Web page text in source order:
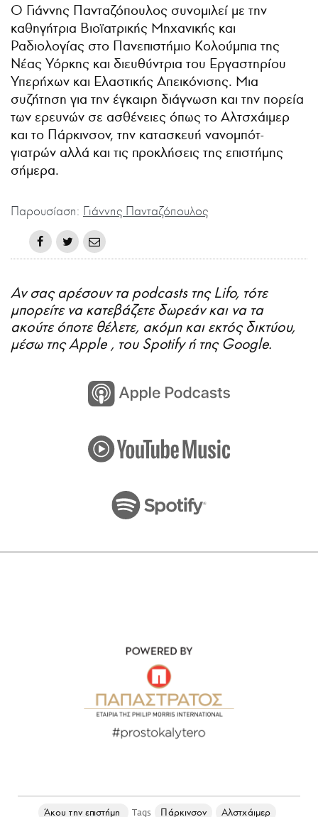
Ο Γιάννης Πανταζόπουλος συνομιλεί με την
καθηγήτρια Βιοϊατρικής Μηχανικής και
Ραδιολογίας στο Πανεπιστήμιο Κολούμπια της
Νέας Υόρκης και διευθύντρια του Εργαστηρίου
Υπερήχων και Ελαστικής Απεικόνισης. Μια
συζήτηση για την έγκαιρη διάγνωση και την πορεία
των ερευνών σε ασθένειες όπως το Αλτσχάιμερ
και το Πάρκινσον, την κατασκευή νανομπότ-
γιατρών αλλά και τις προκλήσεις της επιστήμης
σήμερα.
Παρουσίαση: Γιάννης Πανταζόπουλος
Αν σας αρέσουν τα podcasts της Lifo, τότε
μπορείτε να κατεβάζετε δωρεάν και να τα
ακούτε όποτε θέλετε, ακόμη και εκτός δικτύου,
μέσω της Apple , του Spotify ή της Google.
Άκου την επιστήμη Πάρκινσον Αλστχάιμερ